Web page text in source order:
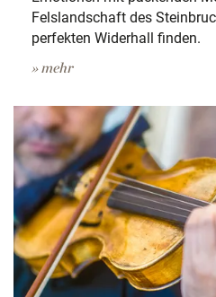
Felslandschaft des
perfekten Widerhall finden.
» mehr